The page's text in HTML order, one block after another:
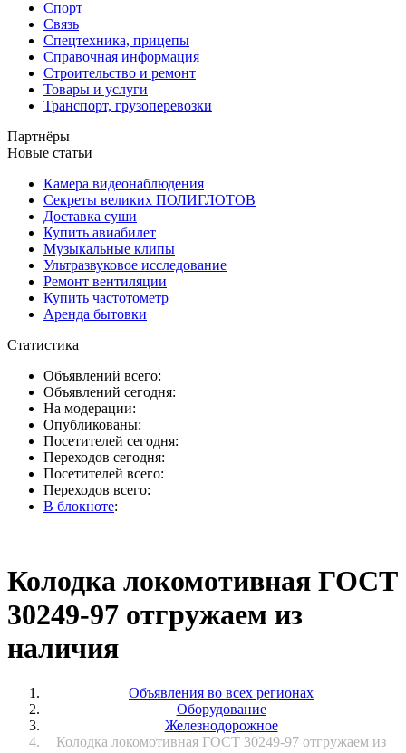
Спорт
Связь
Спецтехника, прицепы
Справочная информация
Строительство и ремонт
Товары и услуги
Транспорт, грузоперевозки
Партнёры
Новые статьи
Камера видеонаблюдения
Секреты великих ПОЛИГЛОТОВ
Доставка суши
Купить авиабилет
Музыкальные клипы
Ультразвуковое исследование
Ремонт вентиляции
Купить частотометр
Аренда бытовки
Статистика
Объявлений всего:
Объявлений сегодня:
На модерации:
Опубликованы:
Посетителей сегодня:
Переходов сегодня:
Посетителей всего:
Переходов всего:
В блокноте:
Колодка локомотивная ГОСТ
30249-97 отгружаем из
наличия
Объявления во всех регионах
Оборудование
Железнодорожное
Колодка локомотивная ГОСТ 30249-97 отгружаем из